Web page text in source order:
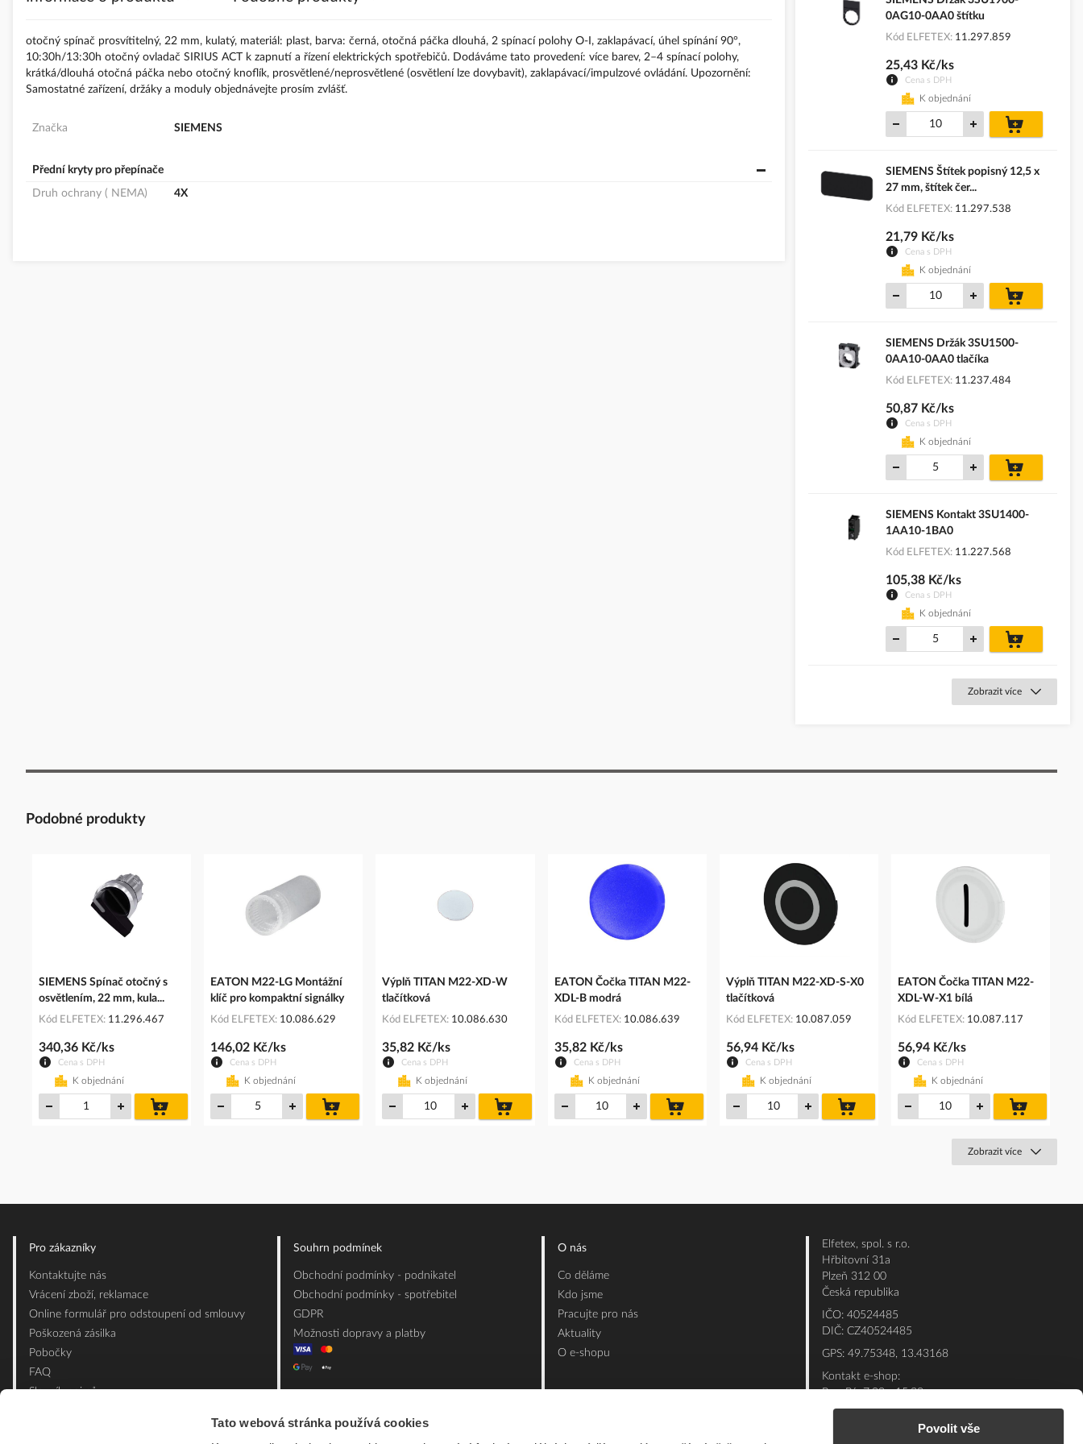
Tato webová stránka používá cookies
Povolit vše
otočný spínač prosvítitelný, 22 mm, kulatý, materiál: plast, barva: černá, otočná páčka dlouhá, 2 spínací polohy O-I, zaklapávací, úhel spínání 90°,
10:30h/13:30h otočný ovladač SIRIUS ACT k zapnutí a řízení elektrických spotřebičů. Dodáváme tato provedení: více barev, 2–4 spínací polohy,
krátká/dlouhá otočná páčka nebo otočný knoflík, prosvětlené/neprosvětlené (osvětlení lze dovybavit), zaklapávací/impulzové ovládání. Upozornění:
Samostatné zařízení, držáky a moduly objednávejte prosím zvlášť.
Značka SIEMENS
Přední kryty pro přepínače
Druh ochrany ( NEMA) 4X
0AG10-0AA0 štítku
Kód ELFETEX 11.297.859
Cena s DPH
25,43 Kč/ks
K objednání
košíku
SIEMENS Štítek popisný 12,5 x
27 mm, štítek čer...
Kód ELFETEX 11.297.538
Cena s DPH
21,79 Kč/ks
K objednání
košíku
SIEMENS Držák 3SU1500-
0AA10-0AA0 tlačíka
Kód ELFETEX 11.237.484
Cena s DPH
50,87 Kč/ks
K objednání
košíku
SIEMENS Kontakt 3SU1400-
1AA10-1BA0
Kód ELFETEX 11.227.568
Cena s DPH
105,38 Kč/ks
K objednání
košíku
Zobrazit více
Podobné produkty
SIEMENS Spínač otočný s
osvětlením, 22 mm, kula...
Kód ELFETEX 11.296.467
Cena s DPH
340,36 Kč/ks
K objednání
košíku
EATON M22-LG Montážní
klíč pro kompaktní signálky
Kód ELFETEX 10.086.629
Cena s DPH
146,02 Kč/ks
K objednání
košíku
Výplň TITAN M22-XD-W
tlačítková
Kód ELFETEX 10.086.630
Cena s DPH
35,82 Kč/ks
K objednání
košíku
EATON Čočka TITAN M22-
XDL-B modrá
Kód ELFETEX 10.086.639
Cena s DPH
35,82 Kč/ks
K objednání
košíku
Výplň TITAN M22-XD-S-X0
tlačítková
Kód ELFETEX 10.087.059
Cena s DPH
56,94 Kč/ks
K objednání
košíku
EATON Čočka TITAN M22-
XDL-W-X1 bílá
Kód ELFETEX 10.087.117
Cena s DPH
56,94 Kč/ks
K objednání
košíku
Zobrazit více
Pro zákazníky
Kontaktujte nás
Vrácení zboží, reklamace
Online formulář pro odstoupení od smlouvy
Poškozená zásilka
Pobočky
FAQ
Slovník pojmů
Souhrn podmínek
Obchodní podmínky - podnikatel
Obchodní podmínky - spotřebitel
GDPR
Možnosti dopravy a platby
O nás
Co děláme
Kdo jsme
Pracujte pro nás
Aktuality
O e-shopu
Elfetex, spol. s r.o.
Hřbitovní 31a
Plzeň 312 00
Česká republika
IČO: 40524485
DIČ: CZ40524485
GPS: 49.75348, 13.43168
Kontakt e-shop:
Po - Pá: 7:00 - 15:30